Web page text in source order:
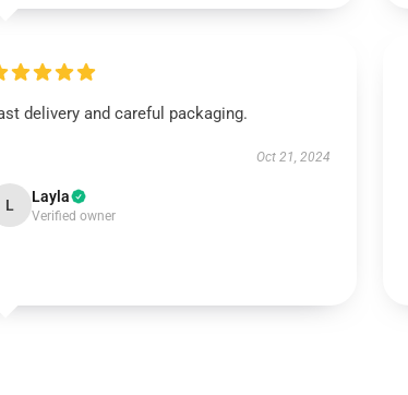
delivery and careful packaging.
Oct 21, 2024
L Layla
Verified owner